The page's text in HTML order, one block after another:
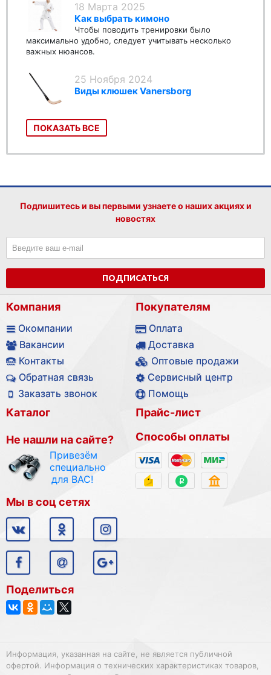
18 Марта 2025
Как выбрать кимоно
Чтобы поводить тренировки было
максимально удобно, следует учитывать несколько
важных нюансов.
25 Ноября 2024
Виды клюшек Vanersborg
ПОКАЗАТЬ ВСЕ
Подпишитесь и вы первыми узнаете о наших акциях и
новостях
ПОДПИСАТЬСЯ
Компания
Окомпании
Вакансии
Контакты
Обратная связь
Заказать звонок
Покупателям
Оплата
Доставка
Оптовые продажи
Сервисный центр
Помощь
Каталог
Не нашли на сайте?
Привезём
специально
для ВАС!
Прайс-лист
Способы оплаты
Мы в соц сетях
Поделиться
Информация, указанная на сайте, не является публичной
офертой. Информация о технических характеристиках товаров,